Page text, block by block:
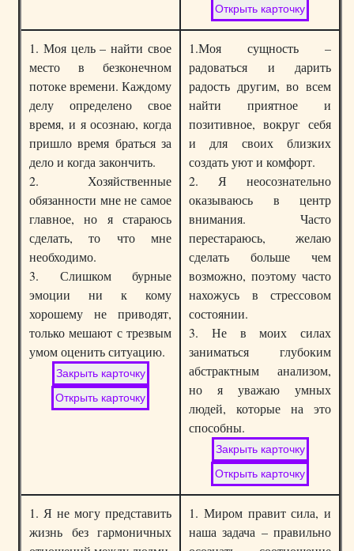
1. Моя цель – найти свое
место в безконечном
потоке времени. Каждому
делу определено свое
время, и я осознаю, когда
пришло время браться за
дело и когда закончить.
2. Хозяйственные
обязанности мне не самое
главное, но я стараюсь
сделать, то что мне
необходимо.
3. Слишком бурные
эмоции ни к кому
хорошему не приводят,
только мешают с трезвым
умом оценить ситуацию.
1.Моя сущность –
радоваться и дарить
радость другим, во всем
найти приятное и
позитивное, вокруг себя
и для своих близких
создать уют и комфорт.
2. Я неосознательно
оказываюсь в центр
внимания. Часто
перестараюсь, желаю
сделать больше чем
возможно, поэтому часто
нахожусь в стрессовом
состоянии.
3. Не в моих силах
заниматься глубоким
абстрактным анализом,
но я уважаю умных
людей, которые на это
способны.
1. Я не могу представить
жизнь без гармоничных
1. Миром правит сила, и
наша задача – правильно